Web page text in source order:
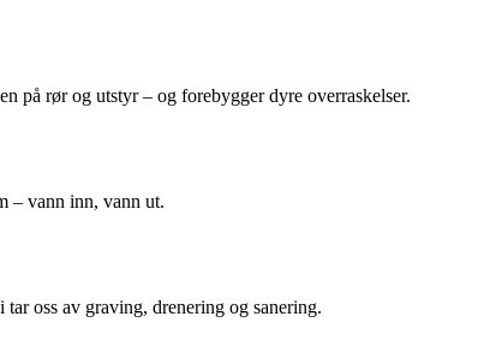
på rør og utstyr – og forebygger dyre overraskelser.
– vann inn, vann ut.
oss av graving, drenering og sanering.